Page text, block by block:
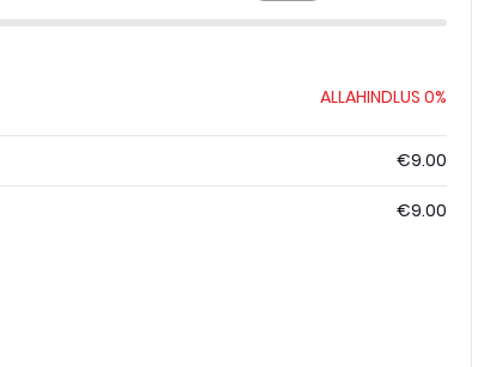
ALLAHINDLUS 0%
€9.00
€9.00